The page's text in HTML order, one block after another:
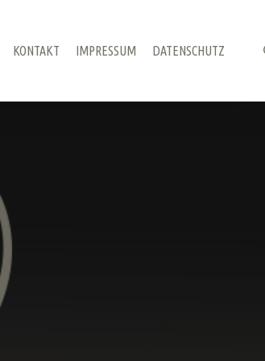
KONTAKT IMPRESSUM DATENSCHUTZ